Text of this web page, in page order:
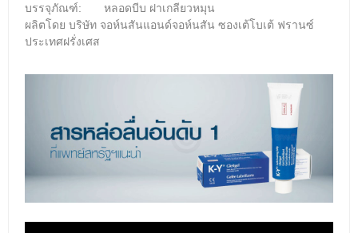
บรรจุภัณฑ์: หลอดบีบ ฝาเกลียวหมุน
ผลิตโดย บริษัท จอห์นสันแอนด์จอห์นสัน ซองเต้โบเต้ ฟรานซ์
ประเทศฝรั่งเศส